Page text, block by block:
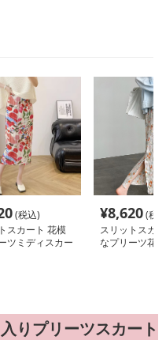
(税込)
スカート 花模
ツミディスカー
¥8,620(税
スリットスカ
なプリーツ花
りプリーツスカート